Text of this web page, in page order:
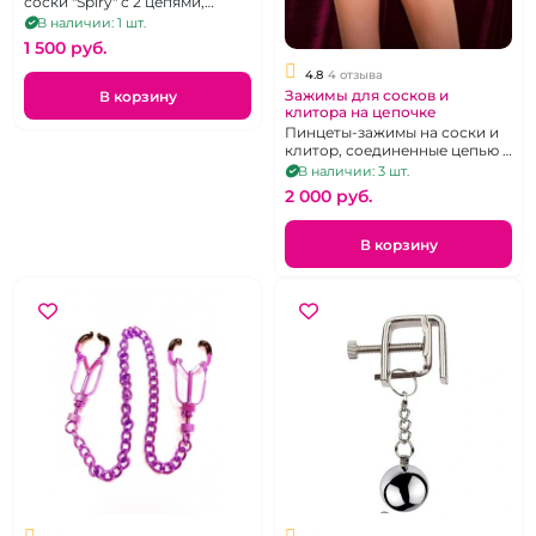
украшенные шипами
В наличии: 1 шт.
1 500 pуб.
В корзину
4.8 4 отзыва
Зажимы для сосков и
клитора на цепочке
Пинцеты-зажимы на соски и
клитор, соединенные цепью и
кольцом.
В наличии: 3 шт.
2 000 pуб.
В корзину